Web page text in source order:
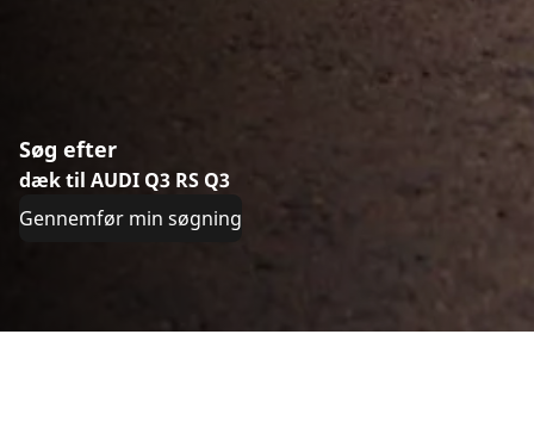
Søg efter
dæk til AUDI Q3 RS Q3
Gennemfør min søgning